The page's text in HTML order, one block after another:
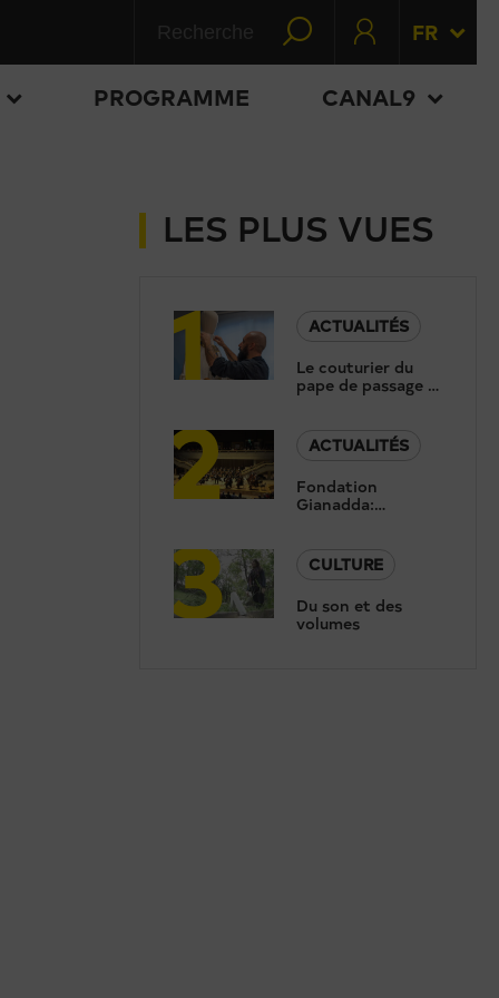
FR
PROGRAMME CANAL9
LES PLUS VUES
1
ACTUALITÉS
Le couturier du
pape de passage à
Sion: «Le moteur
2
ACTUALITÉS
Fondation
Gianadda:
et présentation de
la nouvelle saison
3
CULTURE
Du son et des
volumes